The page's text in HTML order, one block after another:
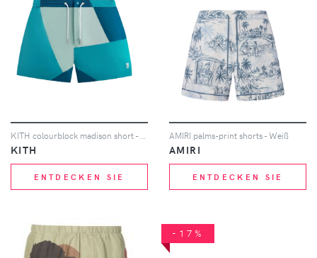
KITH
ENTDECKEN SIE
AMIRI palms-print shorts - Weiß
AMIRI
ENTDECKEN SIE
-17%